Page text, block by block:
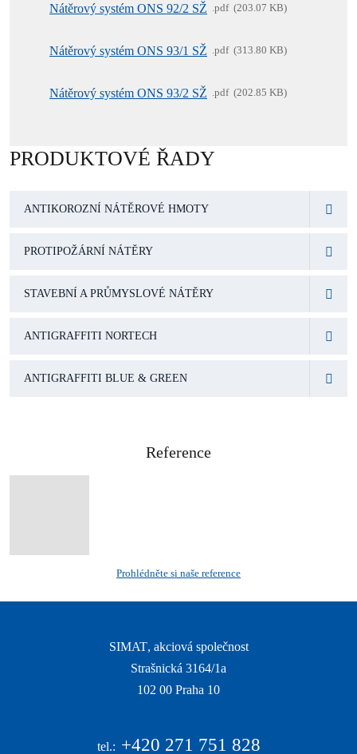
Nátěrový systém ONS 92/2 SŽ pdf 203.07 KB
Nátěrový systém ONS 93/1 SŽ pdf 313.80 KB
Nátěrový systém ONS 93/2 SŽ pdf 202.85 KB
PRODUKTOVÉ ŘADY
ANTIKOROZNÍ NÁTĚROVÉ HMOTY
PROTIPOŽÁRNÍ NÁTĚRY
STAVEBNÍ A PRŮMYSLOVÉ NÁTĚRY
ANTIGRAFFITI NORTECH
ANTIGRAFFITI BLUE & GREEN
Reference
Prohlédněte si naše reference
SIMAT, akciová společnost
|
Strašnická 3164/1a
|
102 00 Praha 10
tel.: +420 271 751 828